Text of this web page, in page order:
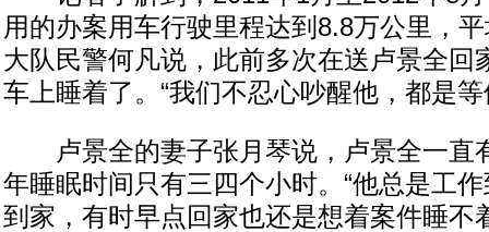
用的办案用车行驶里程达到8.8万公里，
大队民警何凡说，此前多次在送卢景全回
车上睡着了。“我们不忍心吵醒他，都是
卢景全的妻子张月琴说，卢景全一直
年睡眠时间只有三四个小时。“他总是工
到家，有时早点回家也还是想着案件睡不